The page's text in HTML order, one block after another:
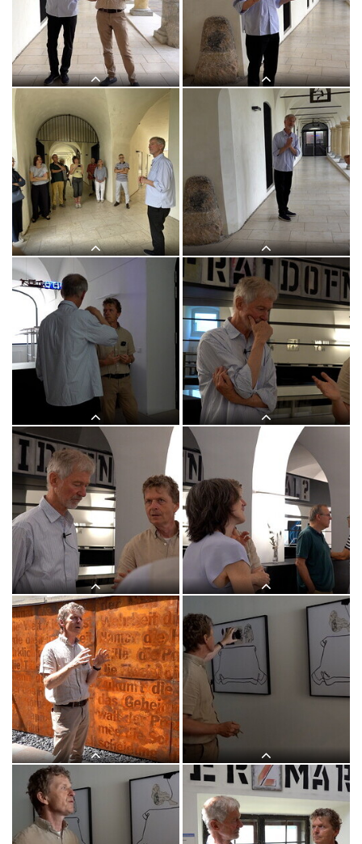
Themenführung #17 "Bild und Wort" in
der Ausstellung: "Gott hat kein
Museum" mit Kurator Johannes
Rauchenberger, 30.Mai 2026, special
guest: Michael Endlicher
Themenführung #17 "Bild und Wort" in
der Ausstellung: "Gott hat kein
Museum" mit Kurator Johannes
Rauchenberger, 30.Mai 2026, special
guest: Michael Endlicher
Themenführung #17 "Bild und Wort" in
der Ausstellung: "Gott hat kein
Museum" mit Kurator Johannes
Rauchenberger, 30.Mai 2026, special
guest: Michael Endlicher
Themenführung #17 "Bild und Wort" in
der Ausstellung: "Gott hat kein
Museum" mit Kurator Johannes
Rauchenberger, 30.Mai 2026, special
guest: Michael Endlicher
Themenführung #17 "Bild und Wort" in
der Ausstellung: "Gott hat kein
Museum" mit Kurator Johannes
Rauchenberger, 30.Mai 2026, special
guest: Michael Endlicher
Themenführung #17 "Bild und Wort" in
der Ausstellung: "Gott hat kein
Museum" mit Kurator Johannes
Rauchenberger, 30.Mai 2026, special
guest: Michael Endlicher
Themenführung #17 "Bild und Wort" in
der Ausstellung: "Gott hat kein
Museum" mit Kurator Johannes
Rauchenberger, 30.Mai 2026, special
guest: Michael Endlicher
Themenführung #17 "Bild und Wort" in
der Ausstellung: "Gott hat kein
Museum" mit Kurator Johannes
Rauchenberger, 30.Mai 2026, special
guest: Michael Endlicher
Themenführung #17 "Bild und Wort" in
der Ausstellung: "Gott hat kein
Museum" mit Kurator Johannes
Rauchenberger, 30.Mai 2026, special
guest: Michael Endlicher
Themenführung #17 "Bild und Wort" in
der Ausstellung: "Gott hat kein
Museum" mit Kurator Johannes
Rauchenberger, 30.Mai 2026, special
guest: Michael Endlicher